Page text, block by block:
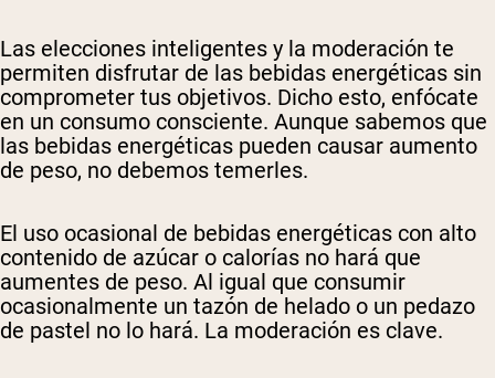
Las elecciones inteligentes y la moderación te
permiten disfrutar de las bebidas energéticas sin
comprometer tus objetivos. Dicho esto, enfócate
en un consumo consciente. Aunque sabemos que
las bebidas energéticas pueden causar aumento
de peso, no debemos temerles.
El uso ocasional de bebidas energéticas con alto
contenido de azúcar o calorías no hará que
aumentes de peso. Al igual que consumir
ocasionalmente un tazón de helado o un pedazo
de pastel no lo hará. La moderación es clave.